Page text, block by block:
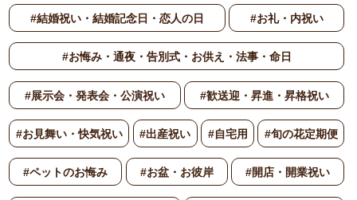
#結婚祝い・結婚記念日・恋人の日 #お礼・内祝い
#お悔み・通夜・告別式・お供え・法事・命日
#展示会・発表会・公演祝い #歓送迎・昇進・昇格祝い
#お見舞い・快気祝い #出産祝い #自宅用 #旬の花定期便
#ペットのお悔み #お盆・お彼岸 #開店・開業祝い